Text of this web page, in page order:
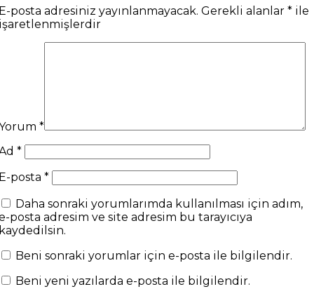
posta adresiniz yayınlanmayacak. Gerekli alanlar * ile
*
*
posta *
Daha sonraki yorumlarımda kullanılması için adım,
posta adresim ve site adresim bu tarayıcıya
Beni sonraki yorumlar için e-posta ile bilgilendir.
Beni yeni yazılarda e-posta ile bilgilendir.